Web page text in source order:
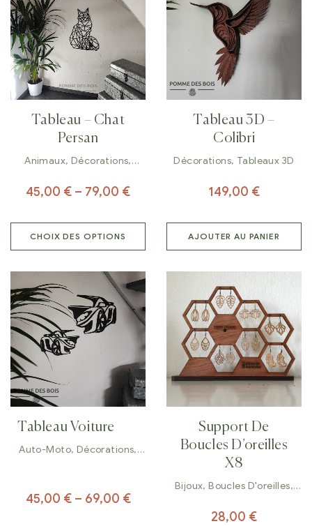
Tableau – Chat
Persan
Animaux, Décorations,
45,00 € – 79,00 €
CHOIX DES OPTIONS
Tableau 3D –
Colibri
Décorations, Tableaux 3D
149,00 €
AJOUTER AU PANIER
Tableau Voiture
Auto-Moto, Décorations,
45,00 €– 69,00 €
Support De
Boucles D’oreilles
X8
Bijoux,Boucles D'oreilles,
28,00 €